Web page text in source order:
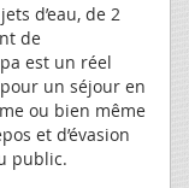
d’eau, de 2
de
est un réel
un séjour en
ou bien même
et d’évasion
public.